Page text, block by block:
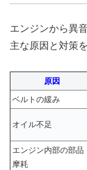
エンジンから異
主な原因と対策
原因
ベルトの緩み
オイル不足
エンジン内部の部品
摩耗